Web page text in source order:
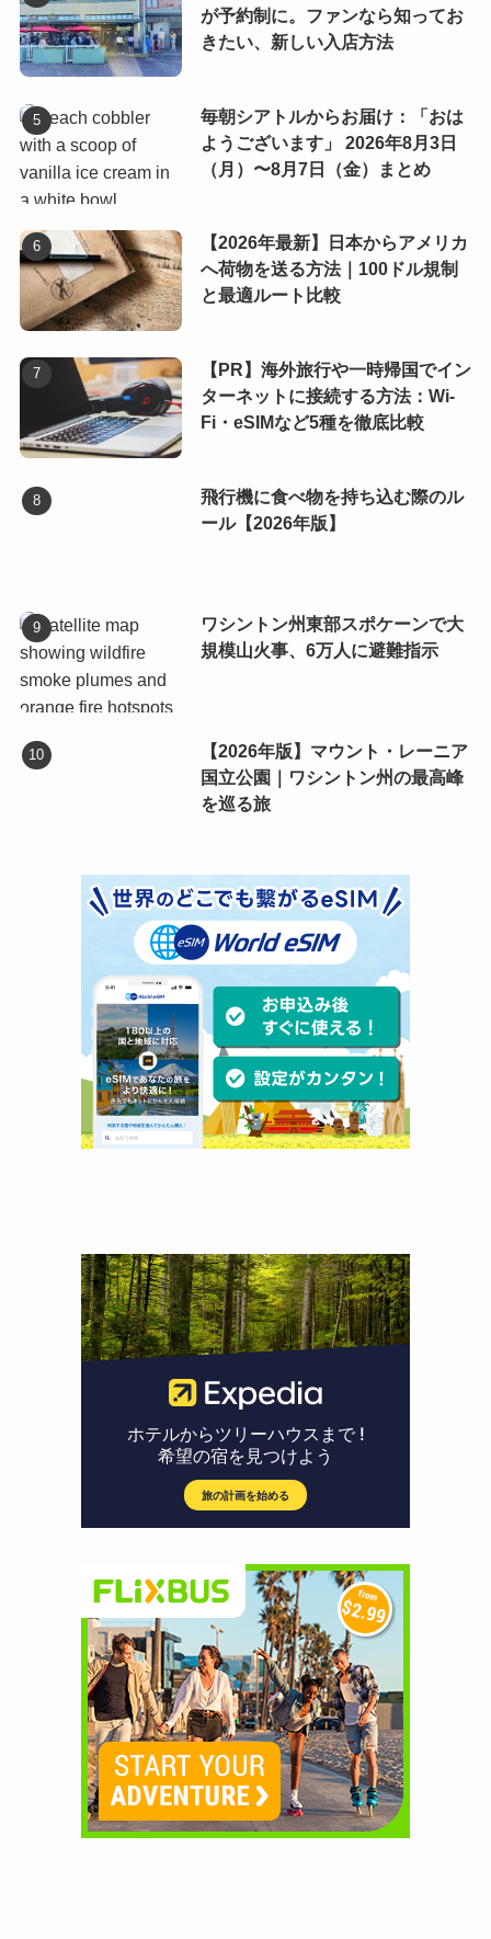
が予約制に。ファンなら知ってお
きたい、新しい入店方法
毎朝シアトルからお届け：「おは
ようございます」 2026年8月3日
（月）〜8月7日（金）まとめ
【2026年最新】日本からアメリカ
へ荷物を送る方法｜100ドル規制
と最適ルート比較
【PR】海外旅行や一時帰国でイン
ターネットに接続する方法：Wi-
Fi・eSIMなど5種を徹底比較
飛行機に食べ物を持ち込む際のル
ール【2026年版】
ワシントン州東部スポケーンで大
規模山火事、6万人に避難指示
【2026年版】マウント・レーニア
国立公園｜ワシントン州の最高峰
を巡る旅